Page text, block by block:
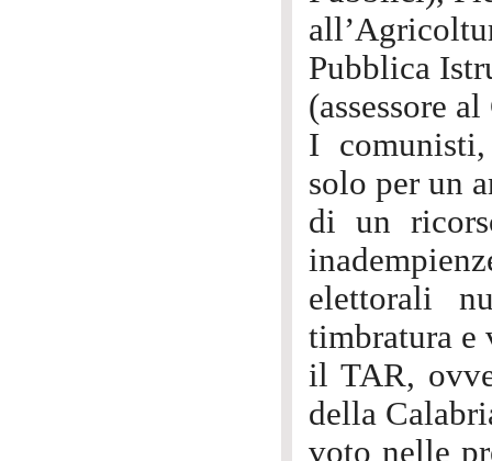
Pubblica
(assessore
I
solo per un
di un
elettorali
timbratura e
il TAR,
della
voto nelle